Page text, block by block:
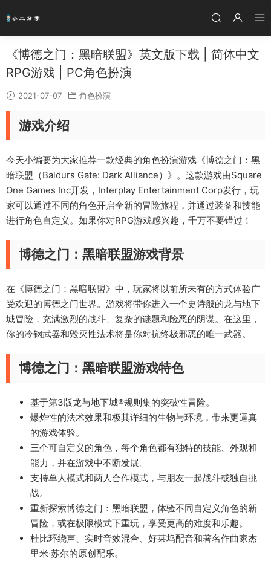
《博德之门：黑暗联盟》英文版下载 | 简体中文
RPG游戏 | PC角色扮演
2021-07-07 角色扮演
游戏介绍
今天小编要为大家推荐一款经典的角色扮演游戏《博德之门：黑
暗联盟（Baldurs Gate: Dark Alliance）》。这款游戏由Square
One Games Inc开发，Interplay Entertainment Corp发行，玩
家可以通过不同的角色开启全新的冒险旅程，并通过装备和技能
进行角色自定义。如果你对RPG游戏感兴趣，千万不要错过！
博德之门：黑暗联盟游戏背景
在《博德之门：黑暗联盟》中，玩家将以前所未有的方式体验广
受欢迎的博德之门世界。游戏将带你进入一个史诗般的龙与地下
城冒险，充满激烈的战斗、复杂的谜题和险恶的阴谋。在这里，
你的冷钢武器和毁灭性法术将是你对抗终极邪恶的唯一武器。
博德之门：黑暗联盟游戏特色
基于第3版龙与地下城®规则集的突破性冒险。
爆炸性的法术效果和极其详细的生物与环境，带来更逼真
的游戏体验。
三个可自定义的角色，每个角色都有独特的技能、外观和
能力，并在游戏中不断发展。
支持单人模式和两人合作模式，与朋友一起战斗或独自挑
战。
重新探索博德之门：黑暗联盟，体验不同自定义角色的新
冒险，或在极限模式下重玩，享受更高的难度和乐趣。
杜比环绕声、实时音效混合、好莱坞配音和著名作曲家杰
里米·苏尔的原创配乐。